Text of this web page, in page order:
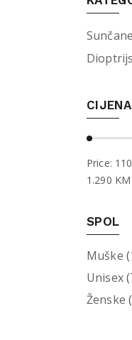
CIJENA
Price:
1.290 KM
SPOL
Muške
Unisex
Ženske